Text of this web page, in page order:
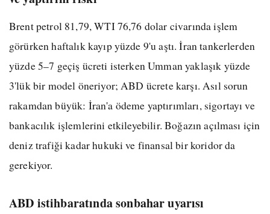
Brent petrol 81,79, WTI 76,76 dolar civarında işlem
görürken haftalık kayıp yüzde 9'u aştı. İran tankerlerden
yüzde 5–7 geçiş ücreti isterken Umman yaklaşık yüzde
3'lük bir model öneriyor; ABD ücrete karşı. Asıl sorun
rakamdan büyük: İran'a ödeme yaptırımları, sigortayı ve
bankacılık işlemlerini etkileyebilir. Boğazın açılması için
deniz trafiği kadar hukuki ve finansal bir koridor da
gerekiyor.
ABD istihbaratında sonbahar uyarısı